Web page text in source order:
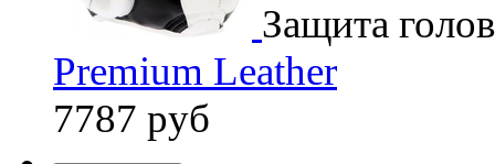
Защита
Premium Leather
7787 руб